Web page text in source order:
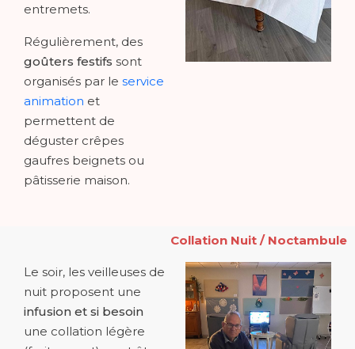
entremets.
Régulièrement, des
goûters festifs sont
organisés par le service
animation et
permettent de
déguster crêpes
gaufres beignets ou
pâtisserie maison.
Collation Nuit / Noctambule
Le soir, les veilleuses de
nuit proposent une
infusion et si besoin
une collation légère